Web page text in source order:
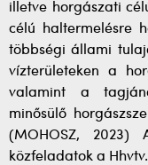
illetve horgászati
célú haltermelésre
többségi állami
vízterületeken a
valamint a
minősülő
(MOHOSZ, 2023)
közfeladatok a